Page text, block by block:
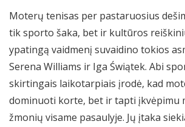
Moterų tenisas per pastaruosius
tik sporto šaka, bet ir kultūros
ypatingą vaidmenį suvaidino tokios
Serena Williams ir Iga Świątek. Abi
skirtingais laikotarpiais įrodė, kad
dominuoti korte, bet ir tapti įkvėpimu
žmonių visame pasaulyje. Jų įtaka